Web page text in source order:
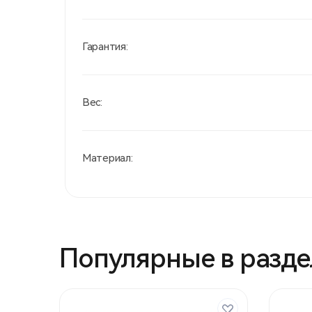
Гарантия:
Вес:
Материал:
Популярные в